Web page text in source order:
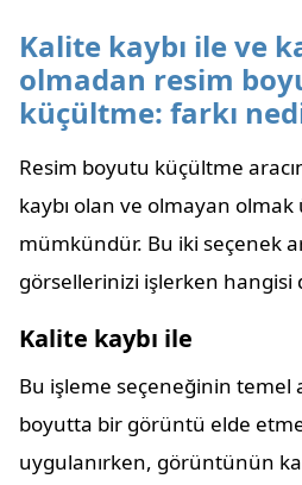
Kalite kaybı ile ve
olmadan resim
küçültme: farkı
Resim boyutu küçültme
kaybı olan ve olmayan
mümkündür. Bu iki seçenek
görsellerinizi işlerken hangisi
Kalite kaybı ile
Bu işleme seçeneğinin temel
boyutta bir görüntü elde
uygulanırken, görüntünün